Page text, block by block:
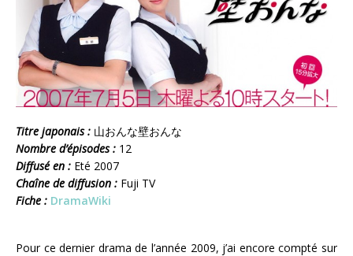
Titre japonais : 山おんな壁おんな
Nombre d’épisodes : 12
Diffusé en : Eté 2007
Chaîne de diffusion : Fuji TV
Fiche : DramaWiki
Pour ce dernier drama de l’année 2009, j’ai encore compté sur